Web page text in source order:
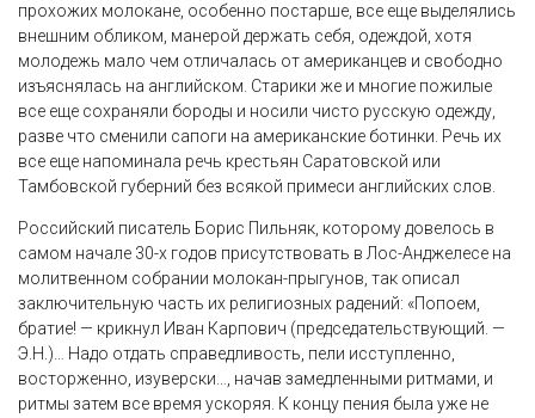
прохожих молокане, особенно постарше, все еще выделялись
внешним обликом, манерой держать себя, одеждой, хотя
молодежь мало чем отличалась от американцев и свободно
изъяснялась на английском. Старики же и многие пожилые
все еще сохраняли бороды и носили чисто русскую одежду,
разве что сменили сапоги на американские ботинки. Речь их
все еще напоминала речь крестьян Саратовской или
Тамбовской губерний без всякой примеси английских слов.
Российский писатель Борис Пильняк, которому довелось в
самом начале 30-х годов присутствовать в Лос-Анджелесе на
молитвенном собрании молокан-прыгунов, так описал
заключительную часть их религиозных радений: «Попоем,
братие! — крикнул Иван Карпович (председательствующий. —
Э.Н.)… Надо отдать справедливость, пели исступленно,
восторженно, изуверски…, начав замедленными ритмами, и
ритмы затем все время ускоряя. К концу пения была уже не